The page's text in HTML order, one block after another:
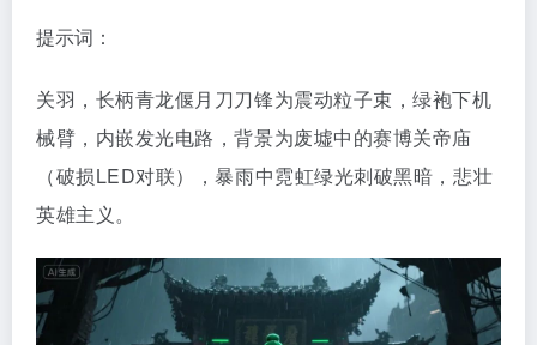
提示词：
关羽，长柄青龙偃月刀刀锋为震动粒子束，绿袍下机
械臂，内嵌发光电路，背景为废墟中的赛博关帝庙
（破损LED对联），暴雨中霓虹绿光刺破黑暗，悲壮
英雄主义。